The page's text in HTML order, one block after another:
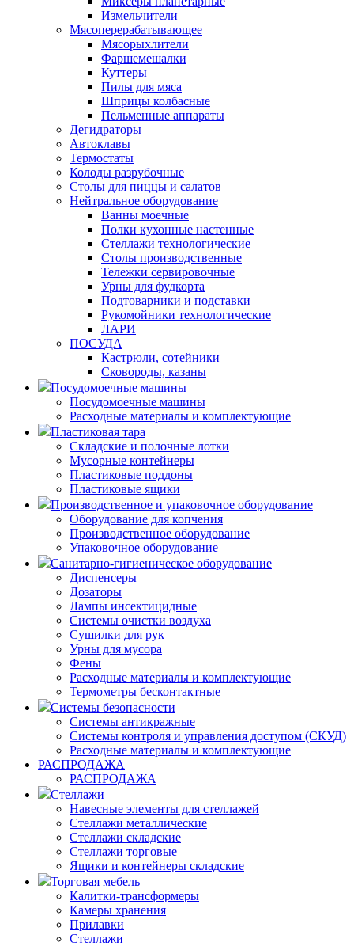
Измельчители
Мясоперерабатывающее
Мясорыхлители
Фаршемешалки
Куттеры
Пилы для мяса
Шприцы колбасные
Пельменные аппараты
Дегидраторы
Автоклавы
Термостаты
Колоды разрубочные
Столы для пиццы и салатов
Нейтральное оборудование
Ванны моечные
Полки кухонные настенные
Стеллажи технологические
Столы производственные
Тележки сервировочные
Урны для фудкорта
Подтоварники и подставки
Рукомойники технологические
ЛАРИ
ПОСУДА
Кастрюли, сотейники
Сковороды, казаны
Посудомоечные машины
Посудомоечные машины
Расходные материалы и комплектующие
Пластиковая тара
Складские и полочные лотки
Мусорные контейнеры
Пластиковые поддоны
Пластиковые ящики
Производственное и упаковочное оборудование
Оборудование для копчения
Производственное оборудование
Упаковочное оборудование
Санитарно-гигиеническое оборудование
Диспенсеры
Дозаторы
Лампы инсектицидные
Системы очистки воздуха
Сушилки для рук
Урны для мусора
Фены
Расходные материалы и комплектующие
Термометры бесконтактные
Системы безопасности
Системы антикражные
Системы контроля и управления доступом (СКУД)
Расходные материалы и комплектующие
РАСПРОДАЖА
РАСПРОДАЖА
Стеллажи
Навесные элементы для стеллажей
Стеллажи металлические
Стеллажи складские
Стеллажи торговые
Ящики и контейнеры складские
Торговая мебель
Калитки-трансформеры
Камеры хранения
Прилавки
Стеллажи